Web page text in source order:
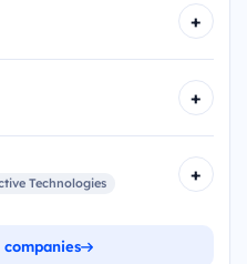
+
+
Technologies +